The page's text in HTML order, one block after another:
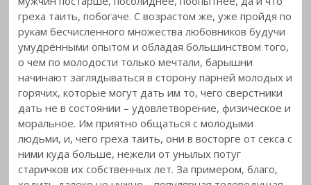
греха таить, побогаче.С возрастом же, уже пройдя по
рукам бесчисленного множества любовников будучи
умудрёнными опытом и обладая большинством того,
о чем по молодости только мечтали, барышни
начинают заглядываться в сторону парней молодых и
горячих, которые могут дать им то, чего сверстники
дать не в состоянии – удовлетворение, физическое и
моральное. Им приятно общаться с молодыми
людьми, и, чего греха таить, они в восторге от секса с
ними куда больше, нежели от унылых потуг
старичков их собственных лет. За примером, благо,